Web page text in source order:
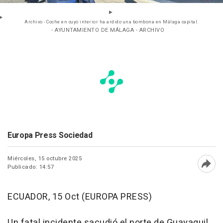
Archivo - Coche en cuyo interior ha ardido una bombona en Málaga capital.
- AYUNTAMIENTO DE MÁLAGA - ARCHIVO
Europa Press Sociedad
Miércoles, 15 octubre 2025
Publicado: 14:57
ECUADOR, 15 Oct (EUROPA PRESS)